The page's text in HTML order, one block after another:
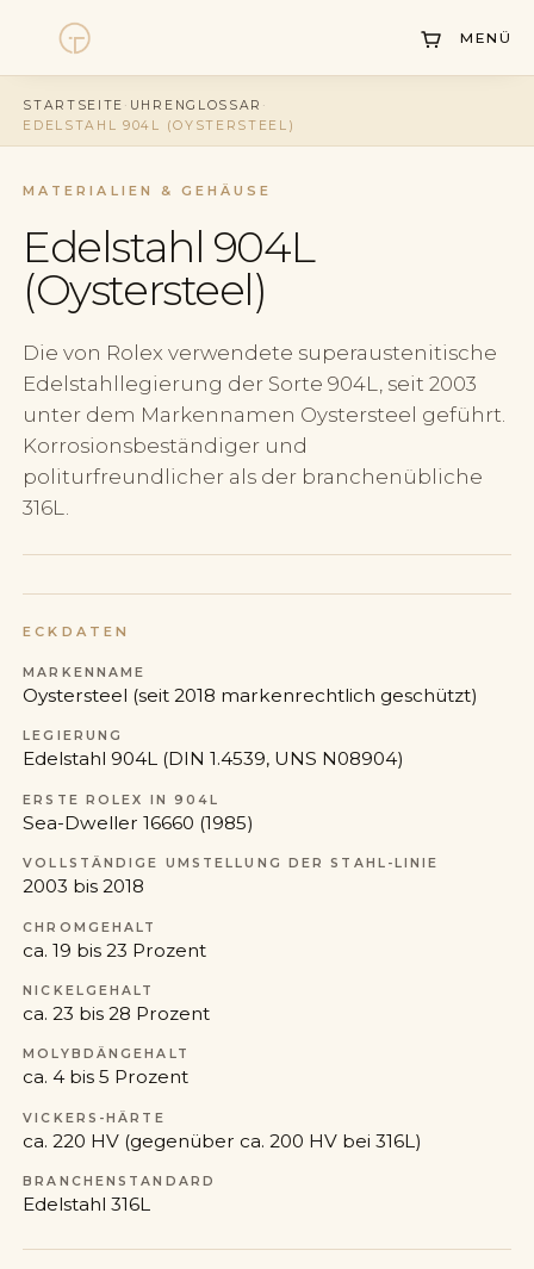
MENÜ
Uhren
Kollektionen
Uhrenankauf
Service
Geschichte
Horology Hub
Kontakt
STARTSEITE · UHRENGLOSSAR ·
EDELSTAHL 904L (OYSTERSTEEL)
MATERIALIEN & GEHÄUSE
Edelstahl 904L
(Oystersteel)
Die von Rolex verwendete superaustenitische
Edelstahllegierung der Sorte 904L, seit 2003
unter dem Markennamen Oystersteel geführt.
Korrosionsbeständiger und
politurfreundlicher als der branchenübliche
316L.
ECKDATEN
MARKENNAME
Oystersteel (seit 2018 markenrechtlich geschützt)
LEGIERUNG
Edelstahl 904L (DIN 1.4539, UNS N08904)
ERSTE ROLEX IN 904L
Sea-Dweller 16660 (1985)
VOLLSTÄNDIGE UMSTELLUNG DER STAHL-LINIE
2003 bis 2018
CHROMGEHALT
ca. 19 bis 23 Prozent
NICKELGEHALT
ca. 23 bis 28 Prozent
MOLYBDÄNGEHALT
ca. 4 bis 5 Prozent
VICKERS-HÄRTE
ca. 220 HV (gegenüber ca. 200 HV bei 316L)
BRANCHENSTANDARD
Edelstahl 316L